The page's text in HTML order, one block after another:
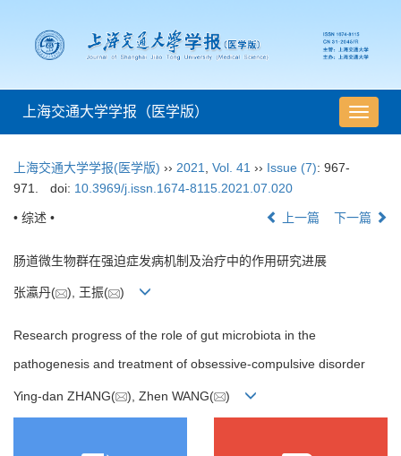
导
航
上海交通大学学报（医学版）
上海交通大学学报(医学版) ›› 2021 Vol. 41 ›› Issue (7): 967-
971.
doi: 10.3969/j.issn.1674-8115.2021.07.020
• 综述 • 上一篇 下一篇
肠道微生物群在强迫症发病机制及治疗中的作用研究进展
张瀛丹( ), 王振( )
Research progress of the role of gut microbiota in the
pathogenesis and treatment of obsessive-compulsive disorder
Ying-dan ZHANG( ), Zhen WANG( )